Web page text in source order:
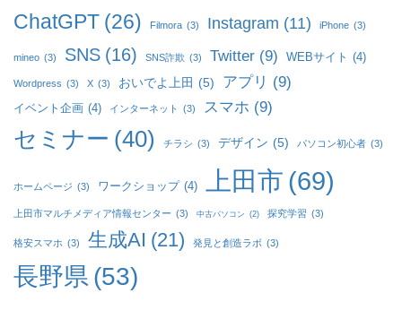
ChatGPT (26) Filmora (3) Instagram (11) iPhone (3)
mineo (3) SNS (16) SNS詐欺 (3) Twitter (9) WEBサイト (4)
Wordpress (3) X (3) おいでよ上田 (5) アプリ (9)
イベント企画 (4) インターネット (3) スマホ (9)
セミナー (40) チラシ (3) デザイン (5) パソコン初心者 (3)
ホームページ (3) ワークショップ (4) 上田市 (69)
上田市マルチメディア情報センター (3) 中古パソコン (2) 探究学習 (3)
格安スマホ (3) 生成AI (21) 発見と創造ラボ (3)
長野県(53)